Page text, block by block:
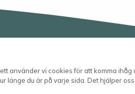
använder vi cookies för att komma ihåg
länge du är på varje sida. Det hjälper